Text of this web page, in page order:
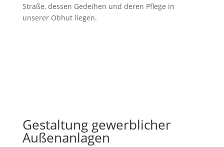
Straße, dessen Gedeihen und deren Pflege in
unserer Obhut liegen.
Gestaltung gewerblicher
Außenanlagen